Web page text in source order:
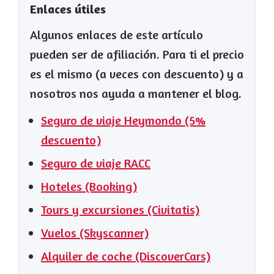
Enlaces útiles
Algunos enlaces de este artículo
pueden ser de afiliación. Para ti el precio
es el mismo (a veces con descuento) y a
nosotros nos ayuda a mantener el blog.
Seguro de viaje Heymondo (5%
descuento)
Seguro de viaje RACC
Hoteles (Booking)
Tours y excursiones (Civitatis)
Vuelos (Skyscanner)
Alquiler de coche (DiscoverCars)